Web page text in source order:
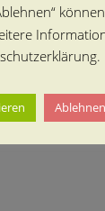
Ablehnen